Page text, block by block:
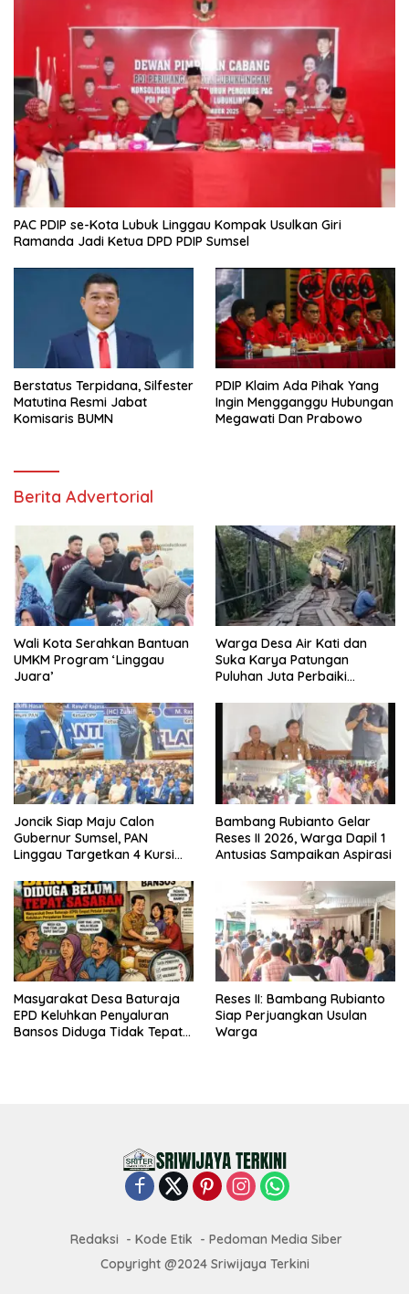
PAC PDIP se-Kota Lubuk Linggau Kompak Usulkan Giri
Ramanda Jadi Ketua DPD PDIP Sumsel
Berstatus Terpidana, Silfester
Matutina Resmi Jabat
Komisaris BUMN
PDIP Klaim Ada Pihak Yang
Ingin Mengganggu Hubungan
Megawati Dan Prabowo
Berita Advertorial
Wali Kota Serahkan Bantuan
UMKM Program ‘Linggau
Juara’
Warga Desa Air Kati dan
Suka Karya Patungan
Puluhan Juta Perbaiki
Joncik Siap Maju Calon
Gubernur Sumsel, PAN
Linggau Targetkan 4 Kursi
Bambang Rubianto Gelar
Reses II 2026, Warga Dapil 1
Antusias Sampaikan Aspirasi
Masyarakat Desa Baturaja
EPD Keluhkan Penyaluran
Bansos Diduga Tidak Tepat
Reses II: Bambang Rubianto
Siap Perjuangkan Usulan
Warga
Redaksi Kode Etik
Pedoman Media Siber
Copyright @2024 Sriwijaya Terkini